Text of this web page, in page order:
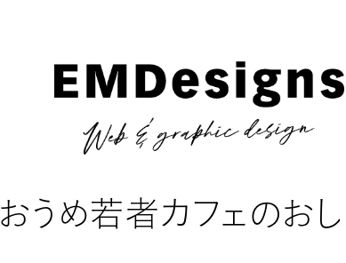
おうめ若者カフェのおし